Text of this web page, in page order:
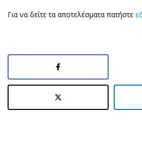
Για να δείτε τα αποτελέσματα πατήστε